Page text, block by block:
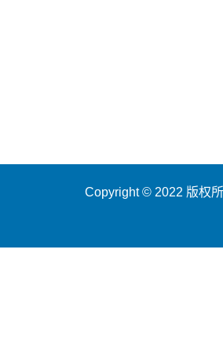
Copyright © 2022 版权